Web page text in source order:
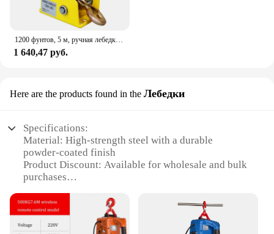
1200 фунтов, 5 м, ручная лебедка, двунаправленная самоблокирующаяся маленькая Портативная лебедка, ручная лебедка, лебедка, кран
1 640,47 руб.
Here are the products found in the Лебедки
Specifications:
Material: High-strength steel with a durable
powder-coated finish
Product Discount: Available for wholesale and bulk
purchases
industrial use
Design and Style: Ergonomic design with a compact
and lightweight structure